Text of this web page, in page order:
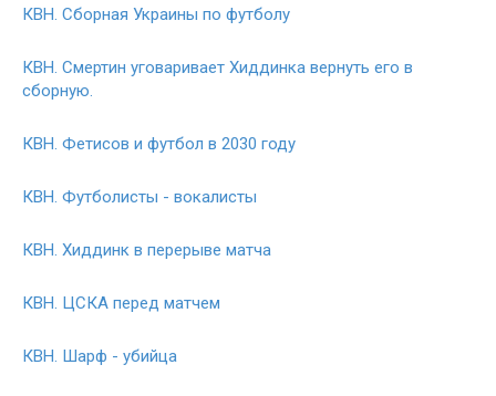
КВН. Сборная Украины по футболу
КВН. Смертин уговаривает Хиддинка вернуть его в
сборную.
КВН. Фетисов и футбол в 2030 году
КВН. Футболисты - вокалисты
КВН. Хиддинк в перерыве матча
КВН. ЦСКА перед матчем
КВН. Шарф - убийца